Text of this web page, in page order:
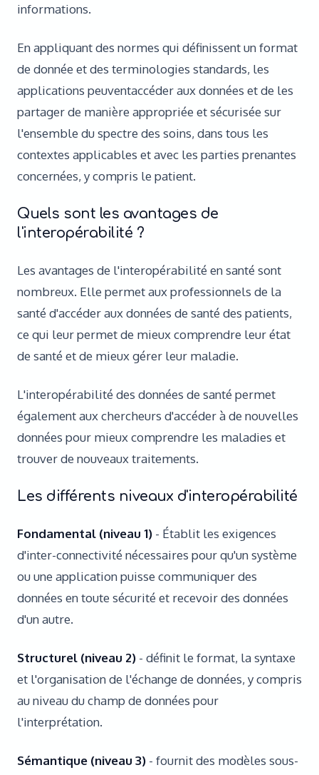
informations.
En appliquant des normes qui définissent un format
de donnée et des terminologies standards, les
applications peuventaccéder aux données et de les
partager de manière appropriée et sécurisée sur
l'ensemble du spectre des soins, dans tous les
contextes applicables et avec les parties prenantes
concernées, y compris le patient.
Quels sont les avantages de
l'interopérabilité ?
Les avantages de l'interopérabilité en santé sont
nombreux. Elle permet aux professionnels de la
santé d'accéder aux données de santé des patients,
ce qui leur permet de mieux comprendre leur état
de santé et de mieux gérer leur maladie.
L'interopérabilité des données de santé permet
également aux chercheurs d'accéder à de nouvelles
données pour mieux comprendre les maladies et
trouver de nouveaux traitements.
Les différents niveaux d'interopérabilité
Fondamental (niveau 1) - Établit les exigences
d'inter-connectivité nécessaires pour qu'un système
ou une application puisse communiquer des
données en toute sécurité et recevoir des données
d'un autre.
Structurel (niveau 2) - définit le format, la syntaxe
et l'organisation de l'échange de données, y compris
au niveau du champ de données pour
l'interprétation.
Sémantique (niveau 3) - fournit des modèles sous-